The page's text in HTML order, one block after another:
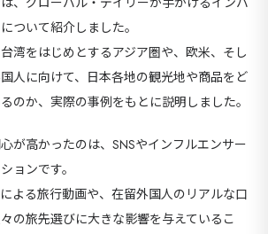
ついて紹介しました。
湾をはじめとするアジア圏や、欧米、そし
人に向けて、日本各地の観光地や商品をど
のか、実際の事例をもとに説明しました。
が高かったのは、SNSやインフルエンサー
ョンです。
よる旅行動画や、在留外国人のリアルな口
の旅先選びに大きな影響を与えているこ